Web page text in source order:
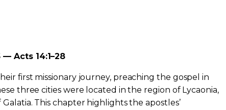
Acts 14:1–28
first missionary journey, preaching the gospel in
three cities were located in the region of Lycaonia,
This chapter highlights the apostles’